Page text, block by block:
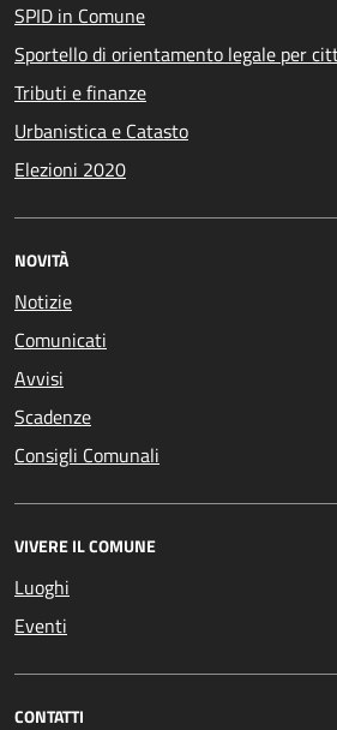
SPID in Comune
Sportello di orientamento legale per
Tributi e finanze
Urbanistica e Catasto
Elezioni 2020
NOVITÀ
Notizie
Comunicati
Avvisi
Scadenze
Consigli Comunali
VIVERE IL COMUNE
Luoghi
Eventi
CONTATTI